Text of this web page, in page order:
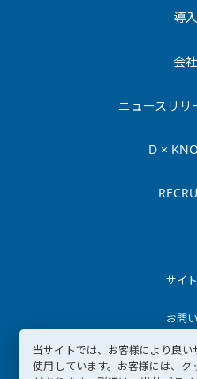
導
会
ニュースリリ
D ×
サイ
お問
ご利用
当サイトでは、お客様により良
使用しています。お客様には、